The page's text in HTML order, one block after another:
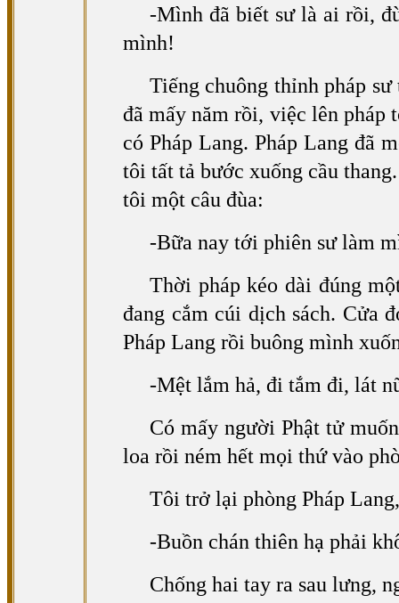
-Mình đã biết sư là ai rồi,
mình!
Tiếng chuông thỉnh pháp
đã mấy năm rồi, việc lên
có Pháp Lang. Pháp Lang đã
tôi tất tả bước xuống cầu
tôi một câu đùa:
-Bữa nay tới phiên sư làm
Thời pháp kéo dài đúng
đang cắm cúi dịch sách. Cửa
Pháp Lang rồi buông mình
-Mệt lắm hả, đi tắm đi, lát
Có mấy người Phật tử
loa rồi ném hết mọi thứ vào
Tôi trở lại phòng Pháp
-Buồn chán thiên hạ phải
Chống hai tay ra sau lưng,